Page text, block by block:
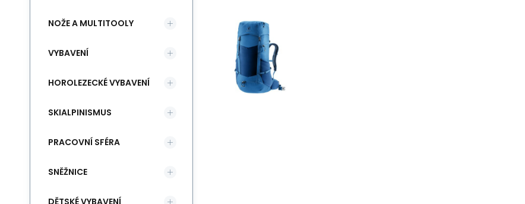
NOŽE A MULTITOOLY
VYBAVENÍ
HOROLEZECKÉ VYBAVENÍ
SKIALPINISMUS
PRACOVNÍ SFÉRA
SNĚŽNICE
DĚTSKÉ VYBAVENÍ